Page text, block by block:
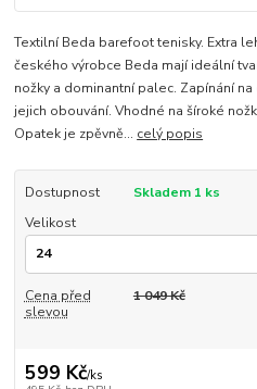
Textilní Beda barefoot tenisky. Extra
českého výrobce Beda mají ideální
nožky a dominantní palec. Zapínání
jejich obouvání. Vhodné na šíroké
Opatek je zpěvně... celý popis
Dostupnost
Skladem 1 ks
Velikost
Cena před
slevou
1 049 Kč
599 Kč/ks